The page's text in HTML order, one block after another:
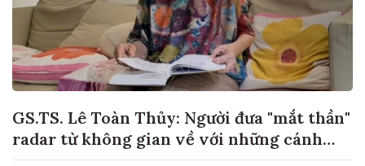
GS.TS. Lê Toàn Thủy: Người đưa "mắt thần"
radar từ không gian về với những cánh